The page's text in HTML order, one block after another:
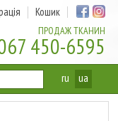
ПРОДАЖ ТКАНИН
450-6595
Кошик
ru ua